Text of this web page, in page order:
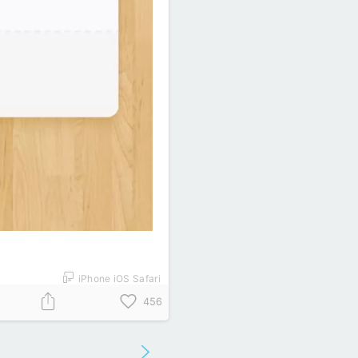
iPhone iOS Safari
456